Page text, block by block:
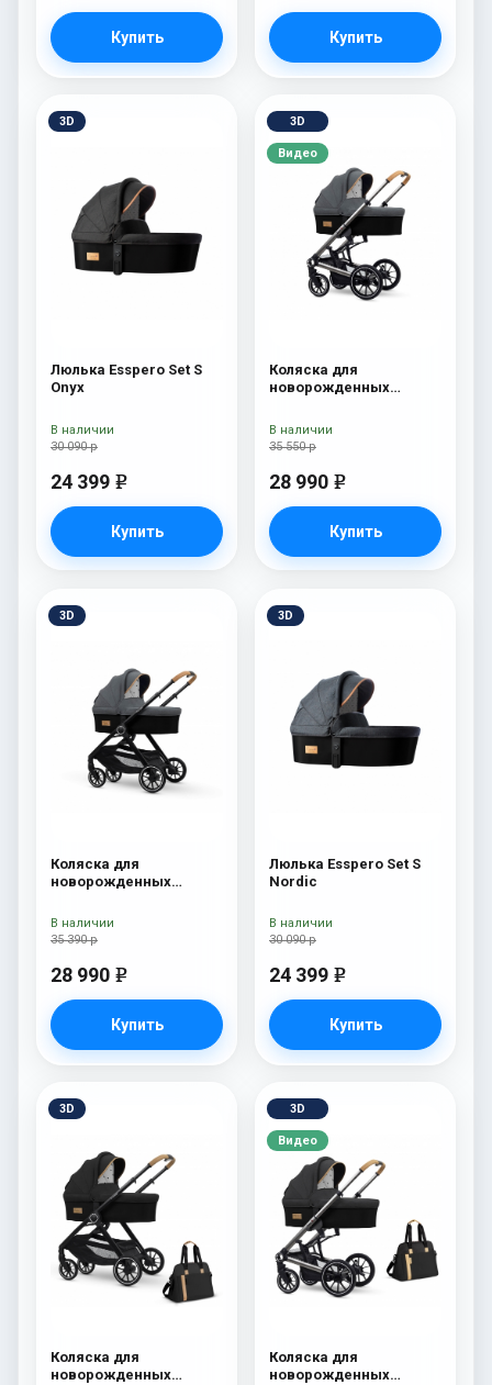
Купить Купить
3D
Люлька Esspero Set S
Onyx
30 090 р
24 399 e
Купить
В наличии
3D
Видео
Коляска для
новорожденных
35 550 р
28 990 e
Купить
В наличии
3D
Коляска для
новорожденных
35 390 р
28 990 e
Купить
В наличии
3D
Люлька Esspero Set S
Nordic
30 090 р
24 399 e
Купить
В наличии
3D
Коляска для
новорожденных
3D
Видео
Коляска для
новорожденных